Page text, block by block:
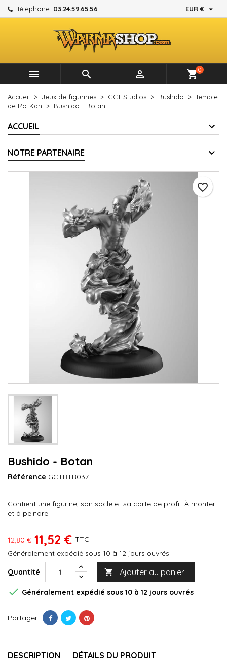
Téléphone: 03.24.59.65.56 EUR € 
   shopping_cart0
Accueil Jeux de figurines GCT Studios Bushido
Temple
de Ro-Kan
Bushido - Botan
ACCUEIL
NOTRE PARTENAIRE
Bushido - Botan
Référence GCTBTR037
Contient une figurine, son socle et sa carte de profil. À monter
et à peindre.
12,80 € 11,52 € TTC
Généralement expédié sous 10 à 12 jours ouvrés
Quantité  Ajouter au panier
favorite_border
 Généralement expédié sous 10 à 12 jours ouvrés
Partager
DESCRIPTION DÉTAILS DU PRODUIT
Mes listes d'envies ×
Créer une nouvelle liste
Créer une liste d'envies ×
Nom de la liste d'envies
Annuler Créer une liste d'envies
Connexion ×
Vous devez être connecté pour ajouter des produits à
votre liste d'envies.